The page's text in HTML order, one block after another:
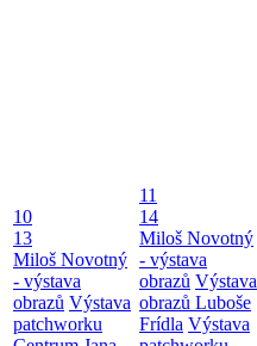
10
13
Miloš Novotný
- výstava
obrazů Výstava
patchworku
11
14
Miloš Novotný
- výstava
obrazů Výstava
obrazů Luboše
Frídla Výstava